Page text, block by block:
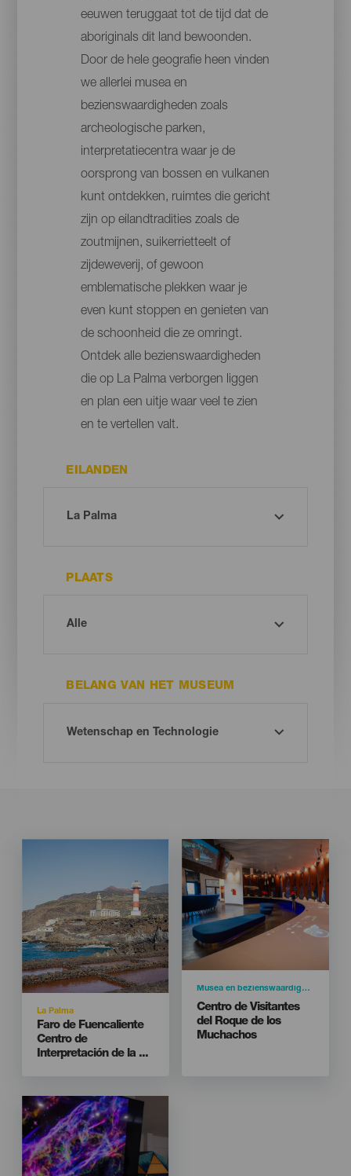
eeuwen teruggaat tot de tijd dat de
aboriginals dit land bewoonden.
Door de hele geografie heen vinden
we allerlei musea en
bezienswaardigheden zoals
archeologische parken,
interpretatiecentra waar je de
oorsprong van bossen en vulkanen
kunt ontdekken, ruimtes die gericht
zijn op eilandtradities zoals de
zoutmijnen, suikerrietteelt of
zijdeweverij, of gewoon
emblematische plekken waar je
even kunt stoppen en genieten van
de schoonheid die ze omringt.
Ontdek alle bezienswaardigheden
die op La Palma verborgen liggen
en plan een uitje waar veel te zien
en te vertellen valt.
EILANDEN
PLAATS
BELANG VAN HET MUSEUM
Isla
La Palma
Titular
Faro de Fuencaliente
Centro de
Interpretación de la ...
Imagen
Listado
Imagen
Categoría Musea en bezienswaardigheden
Titular
Centro de Visitantes
del Roque de los
Muchachos
Imagen
Listado
Imagen